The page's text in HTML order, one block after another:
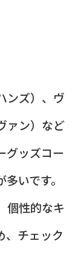
ンズ）、ヴ
ァン）など
グッズコー
いです。
個性的なキ
、チェック